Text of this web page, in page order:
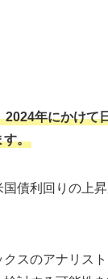
2024年にかけて
す。
国債利回りの上
スのアナリス